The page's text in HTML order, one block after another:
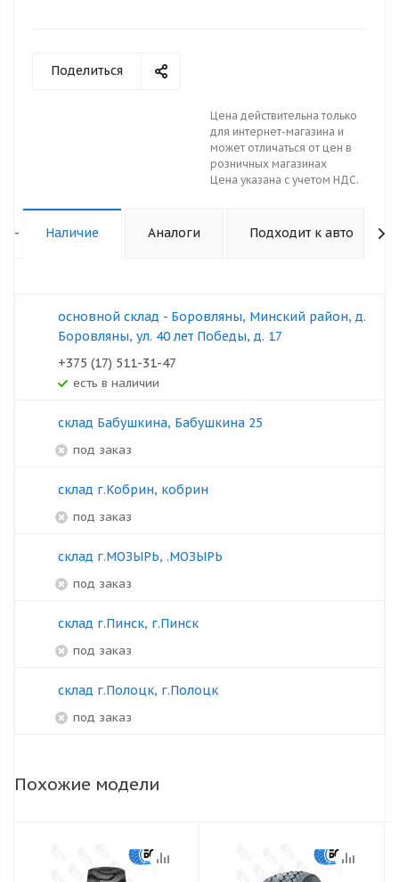
Поделиться
Цена действительна только
для интернет-магазина и
может отличаться от цен в
розничных магазинах
Цена указана с учетом НДС.
- Наличие Аналоги Подходит к авто
основной склад - Боровляны, Минский район, д.
Боровляны, ул. 40 лет Победы, д. 17
+375 (17) 511-31-47
Есть в наличии
склад Бабушкина, Бабушкина 25
под заказ
склад г.Кобрин, кобрин
под заказ
склад г.МОЗЫРЬ, .МОЗЫРЬ
под заказ
склад г.Пинск, г.Пинск
под заказ
склад г.Полоцк, г.Полоцк
под заказ
Похожие модели